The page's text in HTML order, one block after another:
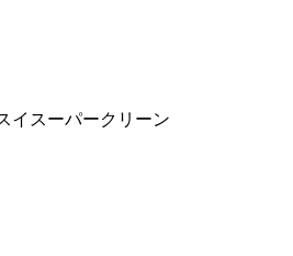
スーパークリーン